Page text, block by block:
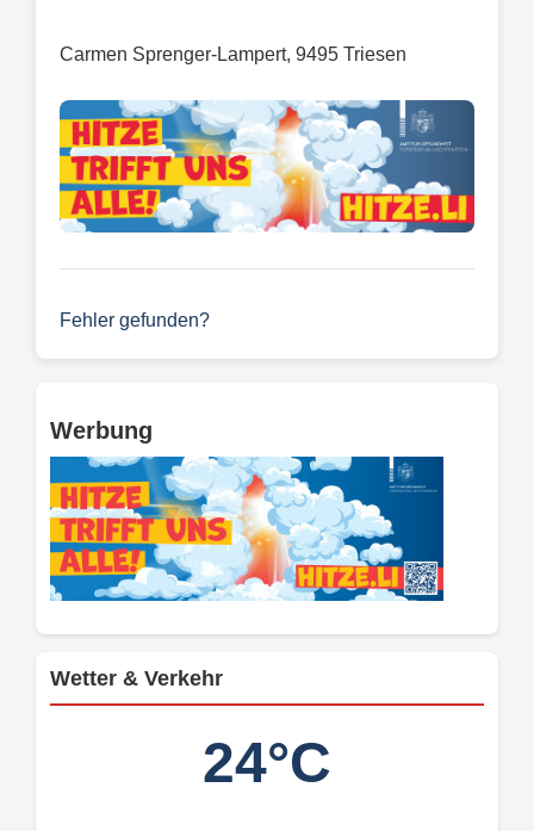
Carmen Sprenger-Lampert, 9495 Triesen
Fehler gefunden?
Werbung
Wetter & Verkehr
24°C